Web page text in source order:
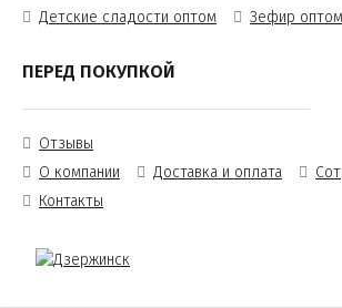
Детские сладости оптом
Зефир оптом
ПЕРЕД ПОКУПКОЙ
Отзывы
О компании
Доставка и оплата
Контакты